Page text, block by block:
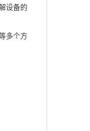
设备的
多个方